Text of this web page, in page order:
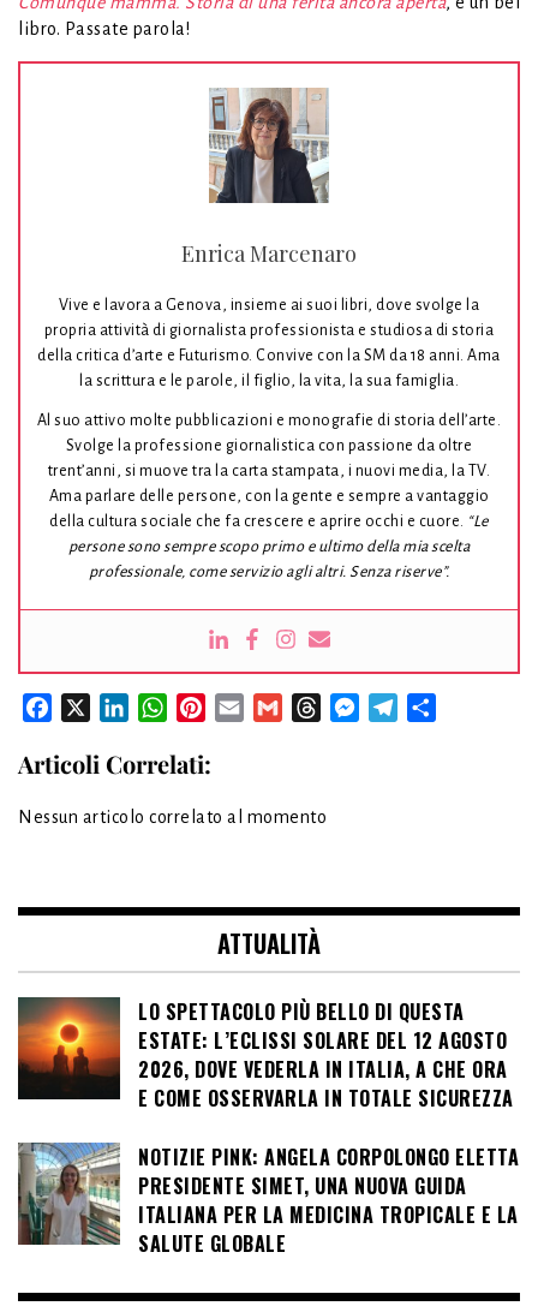
libro. Passate parola!
Enrica Marcenaro
Vive e lavora a Genova, insieme ai suoi libri, dove svolge la
propria attività di giornalista professionista e studiosa di storia
della critica d’arte e Futurismo. Convive con la SM da 18 anni. Ama
la scrittura e le parole, il figlio, la vita, la sua famiglia.
Al suo attivo molte pubblicazioni e monografie di storia dell’arte.
Svolge la professione giornalistica con passione da oltre
trent’anni, si muove tra la carta stampata, i nuovi media, la TV.
Ama parlare delle persone, con la gente e sempre a vantaggio
della cultura sociale che fa crescere e aprire occhi e cuore. “Le
persone sono sempre scopo primo e ultimo della mia scelta
professionale, come servizio agli altri. Senza riserve”.
Facebook LinkedInWhatsAppPinterest
Email Gmail ThreadsMessenger
Telegram
Articoli Correlati:
Nessun articolo correlato al momento
ATTUALITÀ
LO SPETTACOLO PIÙ BELLO DI QUESTA
ESTATE: L’ECLISSI SOLARE DEL 12 AGOSTO
2026, DOVE VEDERLA IN ITALIA, A CHE ORA
E COME OSSERVARLA IN TOTALE SICUREZZA
NOTIZIE PINK: ANGELA CORPOLONGO ELETTA
PRESIDENTE SIMET, UNA NUOVA GUIDA
ITALIANA PER LA MEDICINA TROPICALE E LA
SALUTE GLOBALE